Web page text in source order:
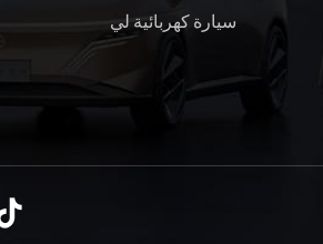
سيارة كهربائية لي